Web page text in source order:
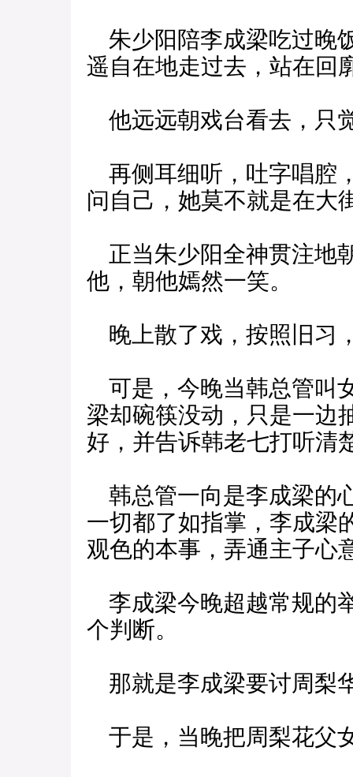
朱少阳陪李成梁吃过晚
遥自在地走过去，站在回
他远远朝戏台看去，只
再侧耳细听，吐字唱腔
问自己，她莫不就是在
正当朱少阳全神贯注地
他，朝他嫣然一笑。
晚上散了戏，按照旧习
可是，今晚当韩总管叫
梁却碗筷没动，只是一边
好，并告诉韩老七打听清
韩总管一向是李成梁的
一切都了如指掌，李成梁
观色的本事，弄通主子心
李成梁今晚超越常规的
个判断。
那就是李成梁要讨周梨
于是，当晚把周梨花父